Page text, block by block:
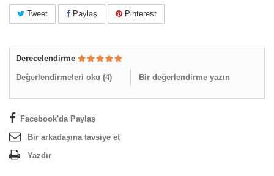
Tweet Paylaş Pinterest
Derecelendirme
Değerlendirmeleri oku (4) Bir değerlendirme yazın
Facebook'da Paylaş
Bir arkadaşına tavsiye et
Yazdır